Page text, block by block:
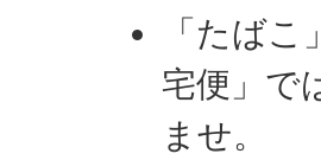
「たば
宅便」で
ませ。